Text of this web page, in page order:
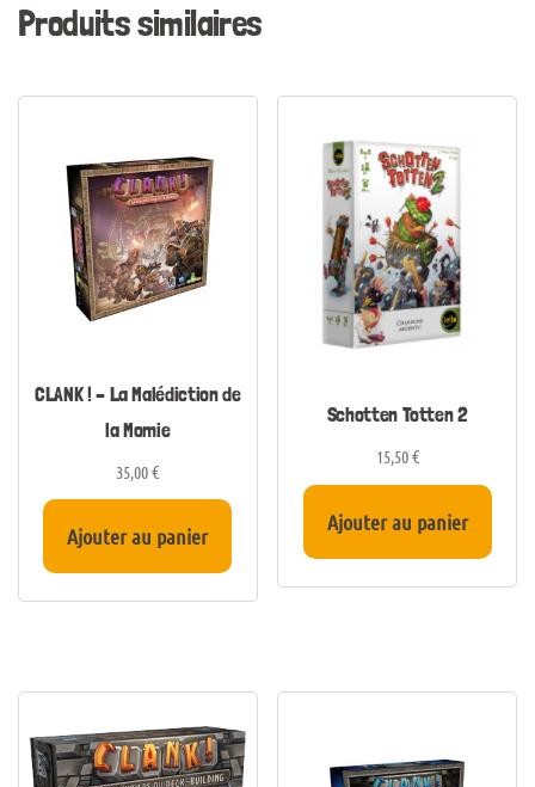
Produits similaires
CLANK ! – La Malédiction de
la Momie
35,00€
Ajouter au panier
Schotten Totten 2
15,50€
Ajouter au panier